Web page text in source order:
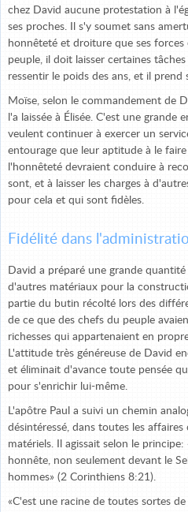
chez David aucune protestation à
ses proches. Il s'y soumet sans
honnêteté et droiture que ses
peuple, il doit laisser certaines
ressentir le poids des ans, et il
Moïse, selon le commandement de
l'a laissée à Élisée. C'est une grande
veulent continuer à exercer un
entourage que leur aptitude à le
l'honnêteté devraient conduire à
sont, et à laisser les charges à
pour cela et qui sont fidèles.
Fidélité dans
David a préparé une grande
d'autres matériaux pour la
partie du butin récolté lors des
de ce que des chefs du peuple
richesses qui appartenaient en
L'attitude très généreuse de David
et éliminait d'avance toute pensée
pour s'enrichir lui-même.
L'apôtre Paul a suivi un chemin
désintéressé, dans toutes les
matériels. Il agissait selon le
honnête, non seulement devant le
hommes» (2 Corinthiens 8:21).
«C'est une racine de toutes sortes